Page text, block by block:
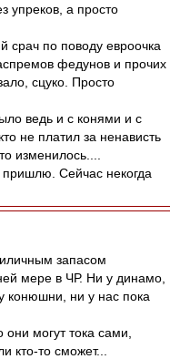
упреков, а просто
срач по поводу евроочка
федунов и прочих
сцуко. Просто
ведь и с конями и с
не платил за ненависть
изменилось....
Сейчас некогда
запасом
мере в ЧР. Ни у динамо,
конюшни, ни у нас пока
могут тока сами,
кто-то сможет...